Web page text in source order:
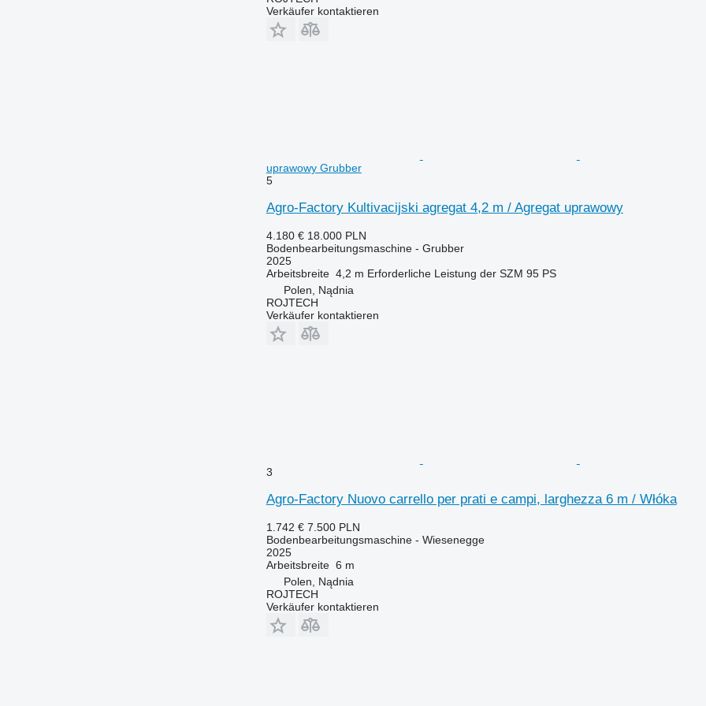
Verkäufer kontaktieren
uprawowy Grubber
5
Agro-Factory Kultivacijski agregat 4,2 m / Agregat uprawowy
4.180 € 18.000 PLN
Bodenbearbeitungsmaschine - Grubber
2025
Arbeitsbreite 4,2 m Erforderliche Leistung der SZM 95 PS
Polen, Nądnia
ROJTECH
Verkäufer kontaktieren
3
Agro-Factory Nuovo carrello per prati e campi, larghezza 6 m / Włóka
1.742 € 7.500 PLN
Bodenbearbeitungsmaschine - Wiesenegge
2025
Arbeitsbreite 6 m
Polen, Nądnia
ROJTECH
Verkäufer kontaktieren